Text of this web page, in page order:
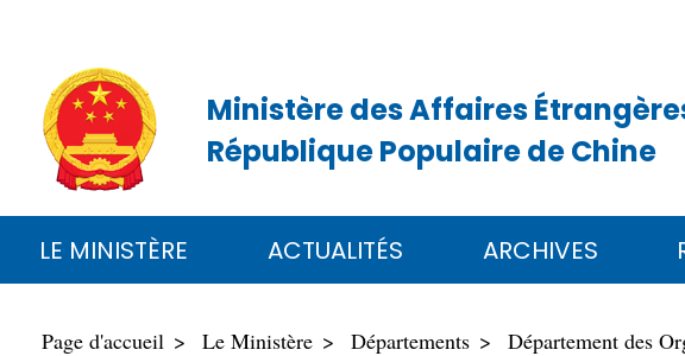
Ministère des Affaires
République Populaire de Chine
LE MINISTÈRE ACTUALITÉS ARCHIVES
Page d'accueil Le Ministère Départements Département des